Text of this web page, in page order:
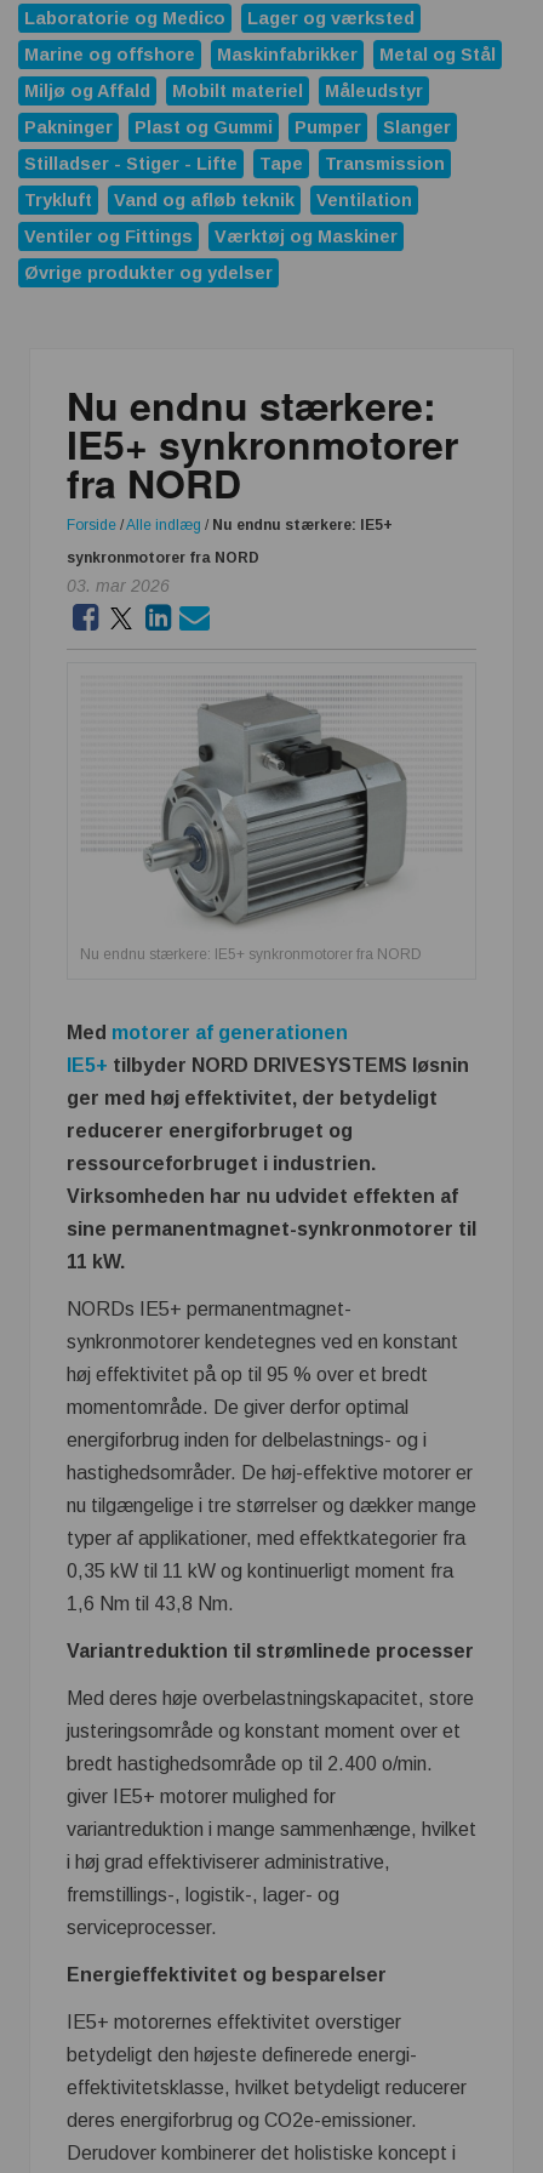
Laboratorie og Medico
Lager og værksted
Marine og offshore
Maskinfabrikker
Metal og Stål
Miljø og Affald
Mobilt materiel
Måleudstyr
Pakninger
Plast og Gummi Pumper
Slanger
Stilladser - Stiger - Lifte
Tape
Transmission
Trykluft
Vand og afløb teknik
Ventilation
Ventiler og Fittings
Værktøj og Maskiner
Øvrige produkter og ydelser
Nu endnu stærkere:
IE5+ synkronmotorer
fra NORD
Forside /Alle indlæg / Nu endnu stærkere: IE5+
synkronmotorer fra NORD
03. mar 2026
Nu endnu stærkere: IE5+ synkronmotorer fra NORD
Med motorer af generationen
IE5+ tilbyder NORD DRIVESYSTEMS løsnin
ger med høj effektivitet, der betydeligt
reducerer energiforbruget og
ressourceforbruget i industrien.
Virksomheden har nu udvidet effekten af
sine permanentmagnet-synkronmotorer til
11 kW.
NORDs IE5+ permanentmagnet-
synkronmotorer kendetegnes ved en konstant
høj effektivitet på op til 95 % over et bredt
momentområde. De giver derfor optimal
energiforbrug inden for delbelastnings- og i
hastighedsområder. De høj-effektive motorer er
nu tilgængelige i tre størrelser og dækker mange
typer af applikationer, med effektkategorier fra
0,35 kW til 11 kW og kontinuerligt moment fra
1,6 Nm til 43,8 Nm.
Variantreduktion til strømlinede processer
Med deres høje overbelastningskapacitet, store
justeringsområde og konstant moment over et
bredt hastighedsområde op til 2.400 o/min.
giver IE5+ motorer mulighed for
variantreduktion i mange sammenhænge, hvilket
i høj grad effektiviserer administrative,
fremstillings-, logistik-, lager- og
serviceprocesser.
Energieffektivitet og besparelser
IE5+ motorernes effektivitet overstiger
betydeligt den højeste definerede energi-
effektivitetsklasse, hvilket betydeligt reducerer
deres energiforbrug og CO2e-emissioner.
Derudover kombinerer det holistiske koncept i